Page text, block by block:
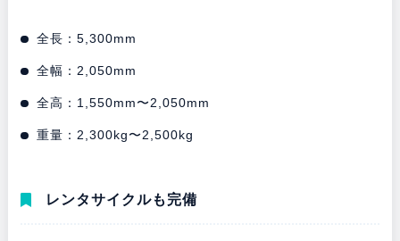
全長：5,300mm
全幅：2,050mm
全高：1,550mm〜2,050mm
重量：2,300kg〜2,500kg
レンタサイクルも完備